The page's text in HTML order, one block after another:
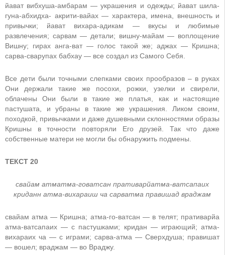
йават вибхуша-амбарам — украшения и одежды; йават шила-
гуна-абхидха- акрити-вайах — характера, имена, внешность и
привычки; йават вихара-адикам — вкусы и любимые
развлечения; сарвам — детали; вишну-майам — воплощение
Вишну; гирах анга-ват — голос такой же; аджах — Кришна;
сарва-сварупах бабхау — все создал из Самого Себя.
Все дети были точными слепками своих прообразов – в руках
Они держали такие же посохи, рожки, узелки и свирели,
облачены Они были в такие же платья, как и настоящие
пастушата, и убраны в такие же украшения. Ликом своим,
походкой, привычками и даже душевными склонностями образы
Кришны в точности повторяли Его друзей. Так что даже
собственные матери не могли бы обнаружить подмены.
ТЕКСТ 20
свайам атматма-говатсан пративарйатма-ватсапаих
криданн атма-вихараиш ча сарватма правишад враджам
свайам атма — Кришна; атма-го-ватсан — в телят; пративарйа
атма-ватсапаих — с пастушками; кридан — играющий; атма-
вихараих ча — с играми; сарва-атма — Сверхдуша; правишат
— вошел; враджам — во Враджу.